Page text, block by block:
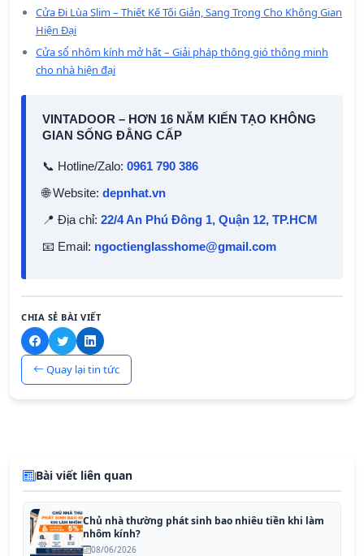
Cửa Đi Lùa Slim – Thiết Kế Tối Giản, Sang Trọng Cho Không Gian
Hiện Đại
Cửa sổ nhôm kính mở hất – Giải pháp thông gió thông minh
cho nhà hiện đại
VINTADOOR – HƠN 16 NĂM KIẾN TẠO KHÔNG
GIAN SỐNG ĐẲNG CẤP
📞 Hotline/Zalo: 0961 790 386
🌐 Website: depnhat.vn
📍 Địa chỉ: 22/4 An Phú Đông 1, Quận 12, TP.HCM
📧 Email: ngoctienglasshome@gmail.com
CHIA SẺ BÀI VIẾT
Quay lại tin tức
Bài viết liên quan
Chủ nhà thường phát sinh bao nhiêu tiền khi làm
nhôm kính?
08/06/2026